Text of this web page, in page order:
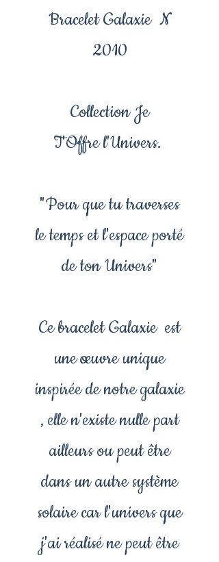
Bracelet Galaxie N
2010
Collection Je
T'Offre l'Univers.
"Pour que tu traverses
le temps et l'espace porté
de ton Univers"
Ce bracelet Galaxie est
une œuvre unique
inspirée de notre galaxie
, elle n'existe nulle part
ailleurs ou peut être
dans un autre système
solaire car l'univers que
j'ai réalisé ne peut être